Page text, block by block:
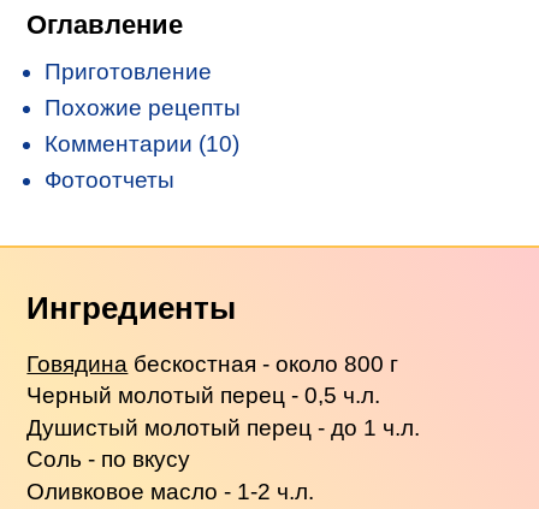
Оглавление
Приготовление
Похожие рецепты
Комментарии (10)
Фотоотчеты
Ингредиенты
Говядина бескостная - около 800 г
Черный молотый перец - 0,5 ч.л.
Душистый молотый перец - до 1 ч.л.
Соль - по вкусу
Оливковое масло - 1-2 ч.л.